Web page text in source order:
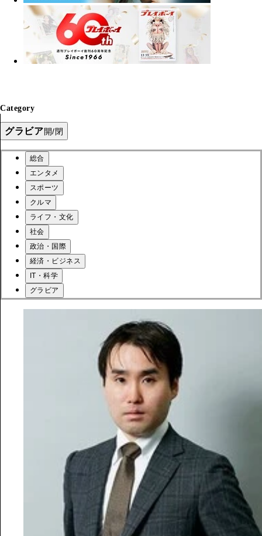
Category
グラビア開/閉
総合
エンタメ
スポーツ
クルマ
ライフ・文化
社会
政治・国際
経済・ビジネス
IT・科学
グラビア